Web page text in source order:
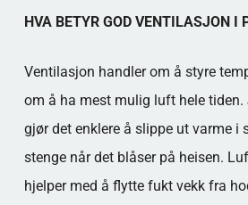
HVA BETYR GOD VENTILASJON I
Ventilasjon handler om å styre
om å ha mest mulig luft hele tiden.
gjør det enklere å slippe ut varme i
stenge når det blåser på heisen.
hjelper med å flytte fukt vekk fra